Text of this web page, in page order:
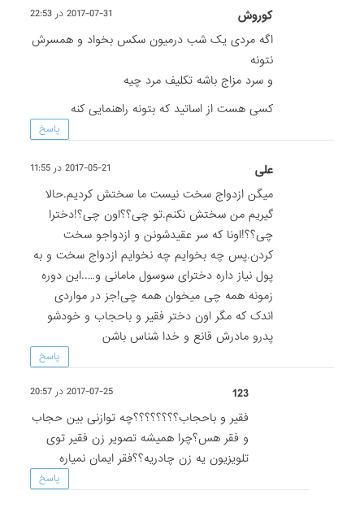
کوروش 2017-07-31 در 22:53
اگه مردی یک شب درمیون سکس بخواد و همسرش
نتونه
و سرد مزاج باشه تکلیف مرد چیه
کسی هست از اساتید که بتونه راهنمایی کنه
پاسخ
علی 2017-05-21 در 11:55
میگن ازدواج سخت نیست ما سختش کردیم.حالا
گیریم من سختش نکنم.تو چی؟؟اون چی؟!دخترا
چی؟؟!اونا که سر عقیدشونن و ازدواجو سخت
کردن.پس چه بخوایم چه نخوایم ازدواج سخت و به
پول نیاز داره دخترای سوسول مامانی و…..این دوره
زمونه همه چی میخوان همه چی!جز در مواردی
اندک که مگر اون دختر فقیر و باحجاب و خودشو
پدرو مادرش قانع و خدا شناس باشن
پاسخ
123 2017-07-25 در 20:57
فقیر و باحجاب؟؟؟؟؟؟؟؟چه توازنی بین حجاب
و فقر هس؟چرا همیشه تصویر زن فقیر توی
تلویزیون یه زن چادریه؟؟فقر ایمان نمیاره
پاسخ